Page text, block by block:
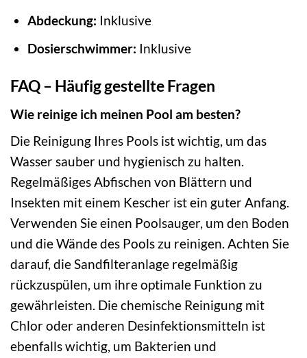
Abdeckung: Inklusive
Dosierschwimmer: Inklusive
FAQ – Häufig gestellte Fragen
Wie reinige ich meinen Pool am besten?
Die Reinigung Ihres Pools ist wichtig, um das
Wasser sauber und hygienisch zu halten.
Regelmäßiges Abfischen von Blättern und
Insekten mit einem Kescher ist ein guter Anfang.
Verwenden Sie einen Poolsauger, um den Boden
und die Wände des Pools zu reinigen. Achten Sie
darauf, die Sandfilteranlage regelmäßig
rückzuspülen, um ihre optimale Funktion zu
gewährleisten. Die chemische Reinigung mit
Chlor oder anderen Desinfektionsmitteln ist
ebenfalls wichtig, um Bakterien und